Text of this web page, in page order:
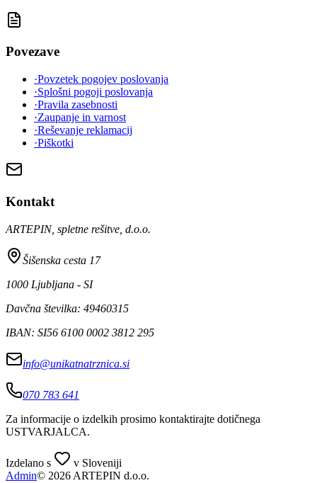
Povezave
·Povzetek pogojev poslovanja
·Splošni pogoji poslovanja
·Pravila zasebnosti
·Zaupanje in varnost
·Reševanje reklamacij
·Piškotki
Kontakt
ARTEPIN, spletne rešitve, d.o.o.
Šišenska cesta 17
1000 Ljubljana - SI
Davčna številka: 49460315
IBAN: SI56 6100 0002 3812 295
info@unikatnatrznica.si
070 783 641
Za informacije o izdelkih prosimo kontaktirajte dotičnega
USTVARJALCA.
Izdelano s
v Sloveniji
Admin© 2026 ARTEPIN d.o.o.